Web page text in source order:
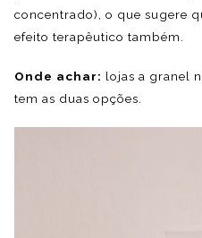
concentrado), o que sugere
efeito terapêutico também.
Onde achar: lojas a granel
tem as duas opções.